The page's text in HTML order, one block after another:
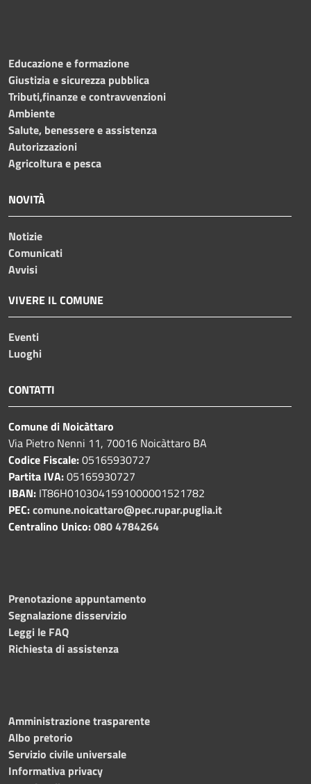
Educazione e formazione
Giustizia e sicurezza pubblica
Tributi,finanze e contravvenzioni
Ambiente
Salute, benessere e assistenza
Autorizzazioni
Agricoltura e pesca
NOVITÀ
Notizie
Comunicati
Avvisi
VIVERE IL COMUNE
Eventi
Luoghi
CONTATTI
Comune di Noicàttaro
Via Pietro Nenni 11, 70016 Noicàttaro BA
Codice Fiscale:05165930727
Partita IVA:05165930727
IBAN: IT86H0103041591000001521782
PEC:comune.noicattaro@pec.rupar.puglia.it
Centralino Unico:080 4784264
Prenotazione appuntamento
Segnalazione disservizio
Leggi le FAQ
Richiesta di assistenza
Amministrazione trasparente
Albo pretorio
Servizio civile universale
Informativa privacy